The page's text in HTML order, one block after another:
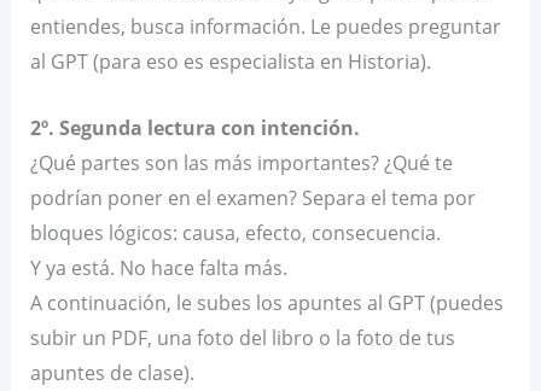
entiendes, busca información. Le puedes preguntar
al GPT (para eso es especialista en Historia).
2º. Segunda lectura con intención.
¿Qué partes son las más importantes? ¿Qué te
podrían poner en el examen? Separa el tema por
bloques lógicos: causa, efecto, consecuencia.
Y ya está. No hace falta más.
A continuación, le subes los apuntes al GPT (puedes
subir un PDF, una foto del libro o la foto de tus
apuntes de clase).